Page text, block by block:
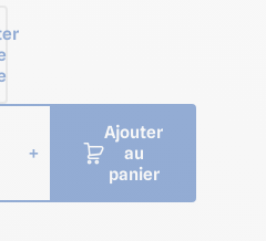
+
Ajouter
au
panier